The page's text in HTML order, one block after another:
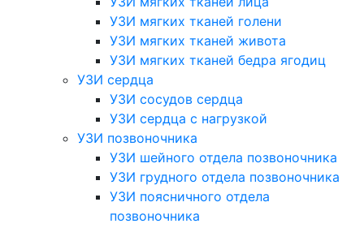
УЗИ мягких тканей голени
УЗИ мягких тканей живота
УЗИ мягких тканей бедра ягодиц
УЗИ сердца
УЗИ сосудов сердца
УЗИ сердца с нагрузкой
УЗИ позвоночника
УЗИ шейного отдела позвоночника
УЗИ грудного отдела позвоночника
УЗИ поясничного отдела
позвоночника